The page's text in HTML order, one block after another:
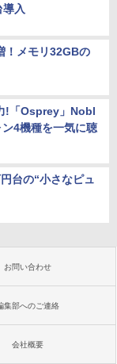
入
！メモリ32GBの
!「Osprey」Nobl
4機種を一気に聴
台の“小さなピュ
お問い合わせ
集部へのご連絡
会社概要